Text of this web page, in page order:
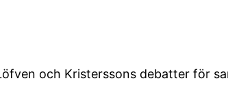
och Kristerssons debatter för